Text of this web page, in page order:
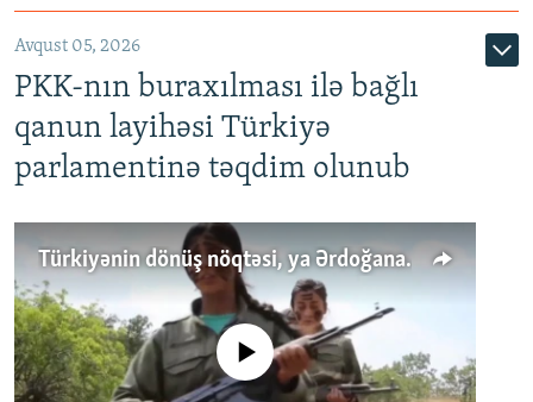
Avqust 05, 2026
PKK-nın buraxılması ilə bağlı
qanun layihəsi Türkiyə
parlamentinə təqdim olunub
Türkiyənin dönüş nöqtəsi, ya Ərdoğana üçüncü şans: PKK ilə qəfil barışıq nə deməkdir?
No media source currently available